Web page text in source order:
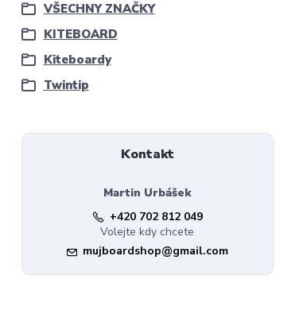
VŠECHNY ZNAČKY
KITEBOARD
Kiteboardy
Twintip
Kontakt
Martin Urbášek
+420 702 812 049
Volejte kdy chcete
mujboardshop@gmail.com